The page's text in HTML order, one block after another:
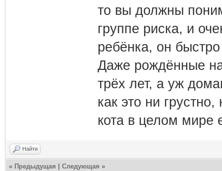
то вы должны
группе риска, и
ребёнка, он
Даже рождённые
трёх лет, а уж
как это ни
кота в целом мире
Найти
« Предыдущая Следующая »